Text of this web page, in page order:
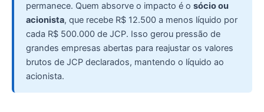
permanece. Quem absorve o impacto é o sócio ou
acionista, que recebe R$ 12.500 a menos líquido por
cada R$ 500.000 de JCP. Isso gerou pressão de
grandes empresas abertas para reajustar os valores
brutos de JCP declarados, mantendo o líquido ao
acionista.